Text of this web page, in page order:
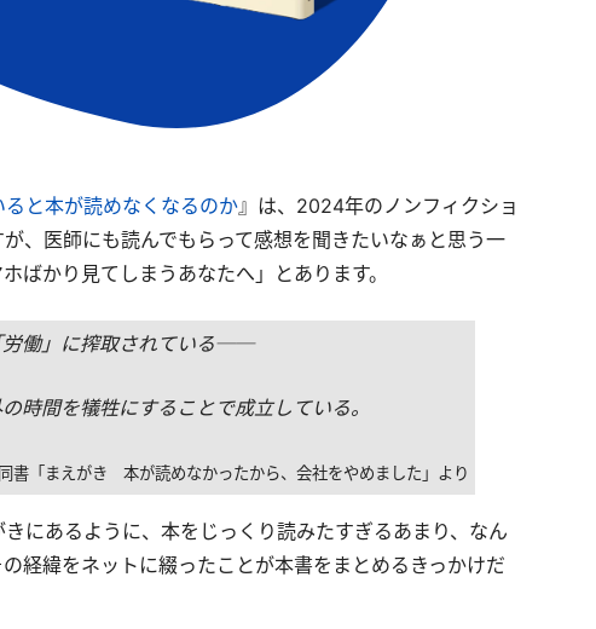
と本が読めなくなるのか』は、2024年のノンフィクショ
、医師にも読んでもらって感想を聞きたいなぁと思う一
ばかり見てしまうあなたへ」とあります。
労働」に搾取されている──
時間を犠牲にすることで成立している。
同書「まえがき 本が読めなかったから、会社をやめました」より
にあるように、本をじっくり読みたすぎるあまり、なん
経緯をネットに綴ったことが本書をまとめるきっかけだ